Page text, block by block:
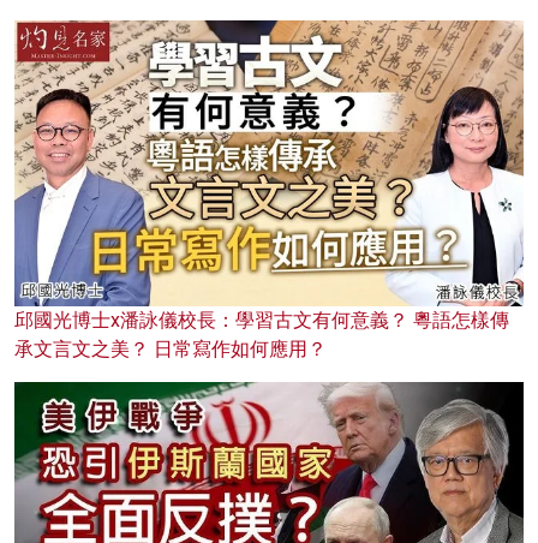
邱國光博士x潘詠儀校長：學習古文有何意義？ 粵語怎樣傳
承文言文之美？ 日常寫作如何應用？